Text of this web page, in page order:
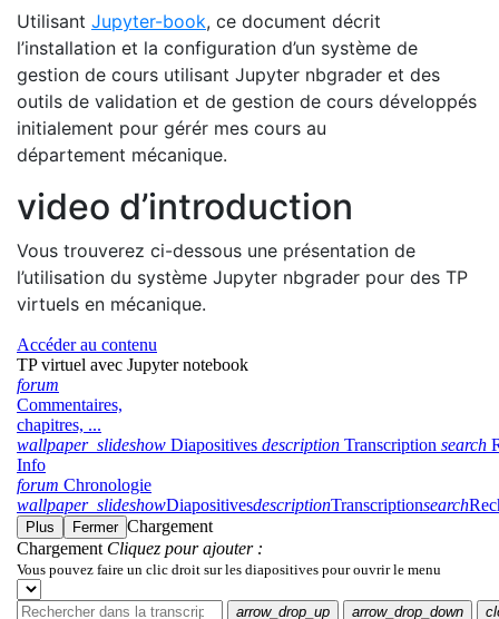
Utilisant Jupyter-book, ce document décrit
l’installation et la configuration d’un système de
gestion de cours utilisant Jupyter nbgrader et des
outils de validation et de gestion de cours développés
initialement pour gérér mes cours au
département mécanique.
video d’introduction
Vous trouverez ci-dessous une présentation de
l’utilisation du système Jupyter nbgrader pour des TP
virtuels en mécanique.